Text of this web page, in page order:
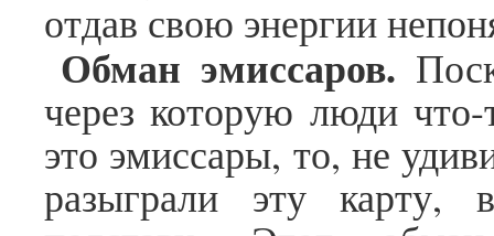
отдав свою энергии
Обман эмиссаров.
через которую люди
это эмиссары, то, не
разыграли эту карту,